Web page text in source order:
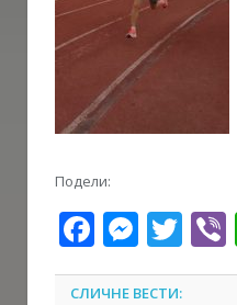
Подели:
СЛИЧНЕ ВЕСТИ: